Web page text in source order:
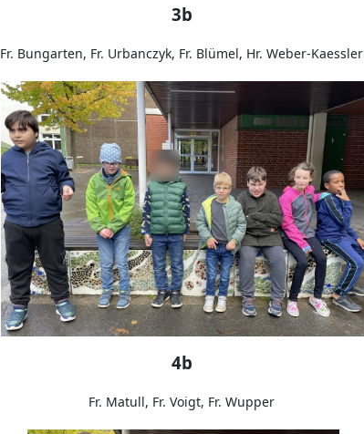
3b
Fr. Bungarten, Fr. Urbanczyk, Fr. Blümel, Hr. Weber-Kaessler
4b
Fr. Matull, Fr. Voigt, Fr. Wupper